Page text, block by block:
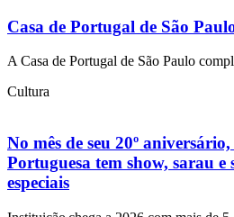
Casa de Portugal de São
A Casa de Portugal de São Paulo
Cultura
No mês de seu 20º
Portuguesa tem show, sarau e
especiais